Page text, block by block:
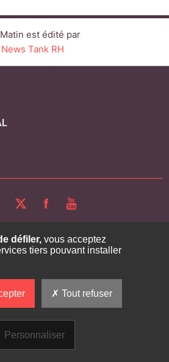
est édité par
News Tank RH
TWITTERFACEBOOK
YOUTUBE
défiler,vous acceptez
tiers pouvant installer
Tout refuser
Personnaliser